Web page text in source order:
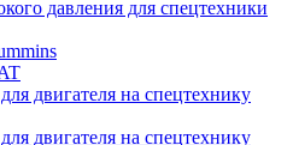
давления для спецтехники
двигателя на спецтехнику
двигателя на спецтехнику